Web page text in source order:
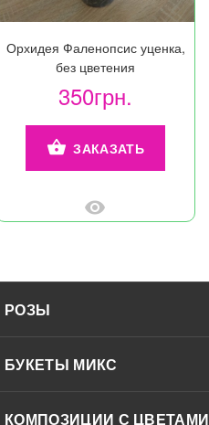
Орхидея Фаленопсис уценка,
без цветения
350грн.
ЗАКАЗАТЬ
РОЗЫ
БУКЕТЫ МИКС
КОМПОЗИЦИИ С ЦВЕТАМИ